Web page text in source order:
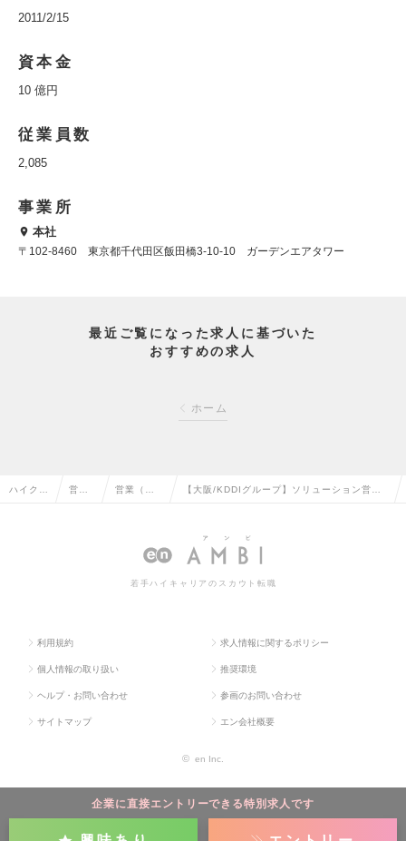
2011/2/15
資本金
10 億円
従業員数
2,085
事業所
本社
〒102-8460 東京都千代田区飯田橋3-10-10 ガーデンエアタワー
最近ご覧になった求人に基づいた
おすすめの求人
ホーム
企業に直接エントリーできる特別求人です
ハイクラ 営業 営業（法 【大阪/KDDIグループ】ソリューション営
支援の求人情報
若手ハイキャリアのスカウト転職
利用規約 求人情報に関するポリシー
個人情報の取り扱い 推奨環境
ヘルプ・お問い合わせ 参画のお問い合わせ
サイトマップ エン会社概要
© en Inc.